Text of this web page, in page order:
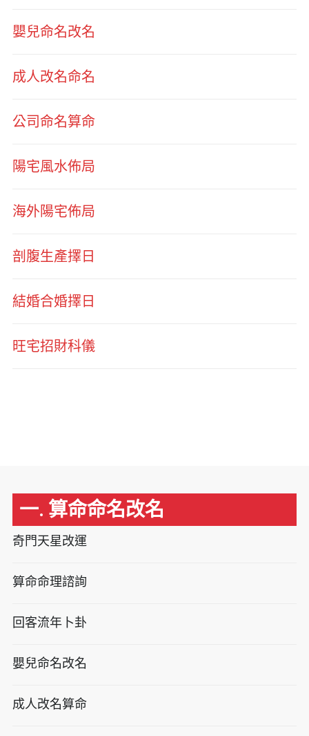
嬰兒命名改名
成人改名命名
公司命名算命
陽宅風水佈局
海外陽宅佈局
剖腹生產擇日
結婚合婚擇日
旺宅招財科儀
一. 算命命名改名
奇門天星改運
算命命理諮詢
回客流年卜卦
嬰兒命名改名
成人改名算命